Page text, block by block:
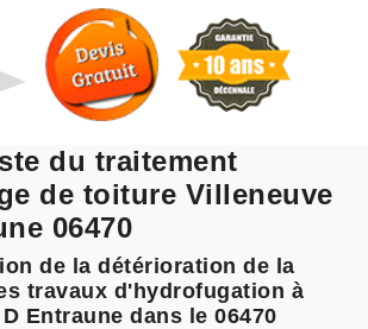
du traitement
de toiture Villeneuve
06470
de la détérioration de la
travaux d'hydrofugation à
Entraune dans le 06470